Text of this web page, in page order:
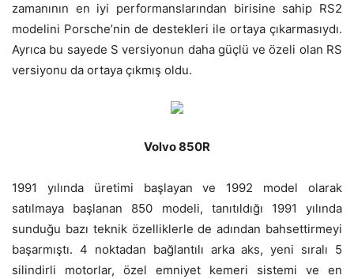
zamanının en iyi performanslarından birisine sahip RS2
modelini Porsche’nin de destekleri ile ortaya çıkarmasıydı.
Ayrıca bu sayede S versiyonun daha güçlü ve özeli olan RS
versiyonu da ortaya çıkmış oldu.
Volvo 850R
1991 yılında üretimi başlayan ve 1992 model olarak
satılmaya başlanan 850 modeli, tanıtıldığı 1991 yılında
sunduğu bazı teknik özelliklerle de adından bahsettirmeyi
başarmıştı. 4 noktadan bağlantılı arka aks, yeni sıralı 5
silindirli motorlar, özel emniyet kemeri sistemi ve en